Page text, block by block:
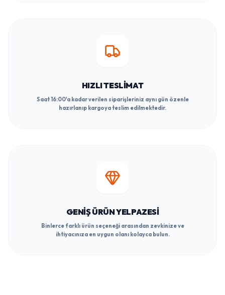
HIZLI TESLIMAT
Saat 16:00'a kadar verilen siparişleriniz aynı gün özenle
hazırlanıp kargoya teslim edilmektedir.
GENIŞ ÜRÜN YELPAZESI
Binlerce farklı ürün seçeneği arasından zevkinize ve
ihtiyacınıza en uygun olanı kolayca bulun.